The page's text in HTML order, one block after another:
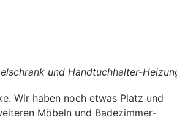
und Handtuchhalter-
Wir haben noch etwas Platz und
Möbeln und Badezimmer-